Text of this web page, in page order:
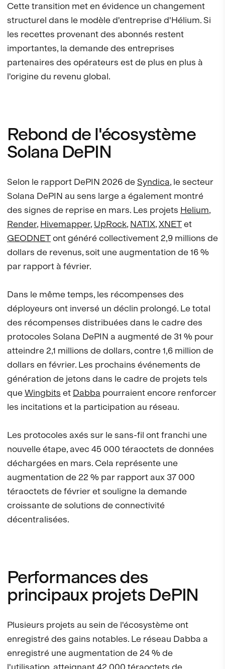
Cette transition met en évidence un changement
structurel dans le modèle d'entreprise d'Hélium. Si
les recettes provenant des abonnés restent
importantes, la demande des entreprises
partenaires des opérateurs est de plus en plus à
l'origine du revenu global.
Rebond de l'écosystème
Solana DePIN
Selon le rapport DePIN 2026 deSyndica, le secteur
Solana DePIN au sens large a également montré
des signes de reprise en mars. Les projets Helium,
Render, Hivemapper, UpRock, NATIX,XNETet
GEODNETont généré collectivement 2,9 millions de
dollars de revenus, soit une augmentation de 16 %
par rapport à février.
Dans le même temps, les récompenses des
déployeurs ont inversé un déclin prolongé. Le total
des récompenses distribuées dans le cadre des
protocoles Solana DePIN a augmenté de 31 % pour
atteindre 2,1 millions de dollars, contre 1,6 million de
dollars en février. Les prochains événements de
génération de jetons dans le cadre de projets tels
queWingbits et Dabba pourraient encore renforcer
les incitations et la participation au réseau.
Les protocoles axés sur le sans-fil ont franchi une
nouvelle étape, avec 45 000 téraoctets de données
déchargées en mars. Cela représente une
augmentation de 22 % par rapport aux 37 000
téraoctets de février et souligne la demande
croissante de solutions de connectivité
décentralisées.
Performances des
principaux projets DePIN
Plusieurs projets au sein de l'écosystème ont
enregistré des gains notables. Le réseau Dabba a
enregistré une augmentation de 24 % de